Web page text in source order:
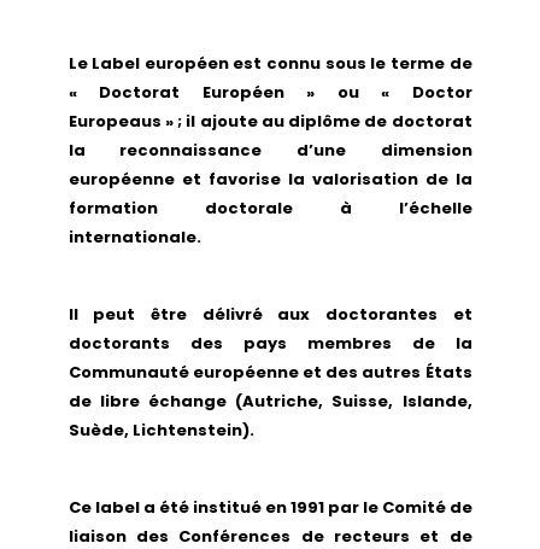
Le Label européen est connu sous le terme de
« Doctorat Européen » ou « Doctor
Europeaus » ; il ajoute au diplôme de doctorat
la reconnaissance d’une dimension
européenne et favorise la valorisation de la
formation doctorale à l’échelle
internationale.
Il peut être délivré aux doctorantes et
doctorants des pays membres de la
Communauté européenne et des autres États
de libre échange (Autriche, Suisse, Islande,
Suède, Lichtenstein).
Ce label a été institué en 1991 par le Comité de
liaison des Conférences de recteurs et de